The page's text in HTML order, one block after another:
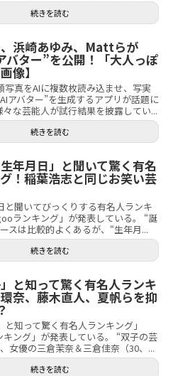
続きを読む
浜崎あゆみ、Mattらが
バター”を公開！「大人っぽ
像】
写真をAIに複数枚読み込ませ、写実
アバター”を生成するアプリが話題に
々な芸能人が試行結果を披露してい...
続きを読む
年月日」と聞いて驚く有名
！稲葉浩志と同じお笑い芸
と聞いてびっくりする有名人ランキ
ランキング」が発表している。 “誕
スは比較的よくあるが、“生年月...
続きを読む
と知って驚く有名人ランキ
奈、藤木直人、夏帆らを抑
と知って驚く有名人ランキング」
ング」が発表している。 “双子の芸
女優の三倉茉奈＆三倉佳奈（30、...
続きを読む